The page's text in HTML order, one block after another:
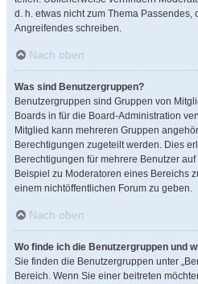
d. h. etwas nicht zum Thema Passendes,
Angreifendes schreiben.
Nach oben
Was sind Benutzergruppen?
Benutzergruppen sind Gruppen von
Boards in für die Board-Administration
Mitglied kann mehreren Gruppen
Berechtigungen zugeteilt werden. Dies
Berechtigungen für mehrere Benutzer
Beispiel zu Moderatoren eines Bereichs
einem nichtöffentlichen Forum zu geben.
Nach oben
Wo finde ich die Benutzergruppen und
Sie finden die Benutzergruppen unter
Bereich. Wenn Sie einer beitreten